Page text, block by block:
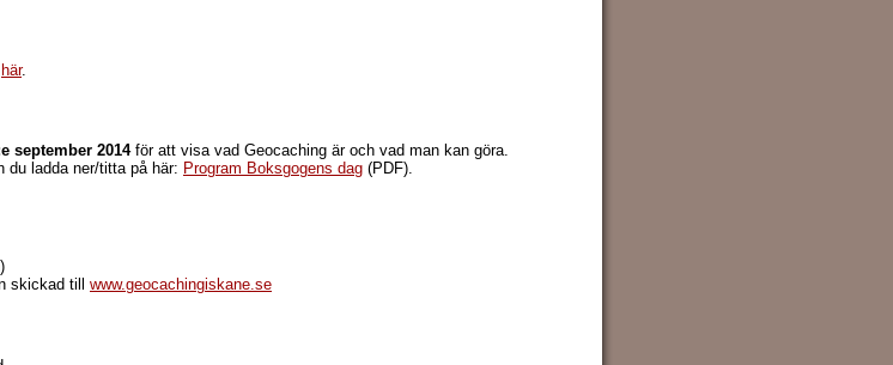
här.
september 2014för att visa vad Geocaching är och vad man kan göra.
du ladda ner/titta på här: Program Boksgogens dag (PDF).
skickad till www.geocachingiskane.se